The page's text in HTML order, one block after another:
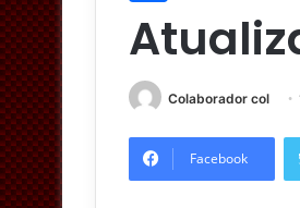
Colaborador col
Facebook